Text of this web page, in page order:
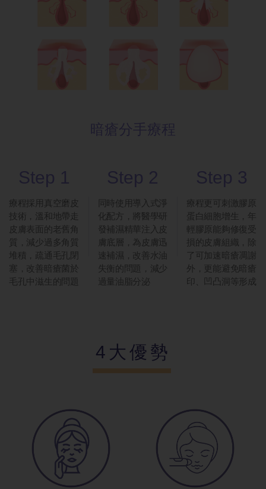
暗瘡分手療程
Step 1
療程採用真空磨皮
技術，溫和地帶走
皮膚表面的老舊角
質，減少過多角質
堆積，疏通毛孔閉
塞，改善暗瘡菌於
毛孔中滋生的問題
Step 2
同時使用導入式淨
化配方，將醫學研
發補濕精華注入皮
膚底層，為皮膚迅
速補濕，改善水油
失衡的問題，減少
過量油脂分泌
Step 3
療程更可刺激膠原
蛋白細胞增生，年
輕膠原能夠修復受
損的皮膚組織，除
了可加速暗瘡凋謝
外，更能避免暗瘡
印、凹凸洞等形成
4大優勢